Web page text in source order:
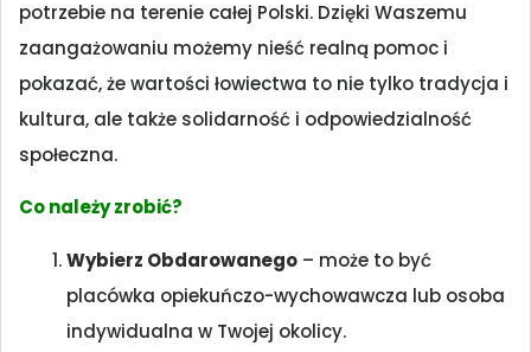
potrzebie na terenie całej Polski. Dzięki Waszemu
zaangażowaniu możemy nieść realną pomoc i
pokazać, że wartości łowiectwa to nie tylko tradycja i
kultura, ale także solidarność i odpowiedzialność
społeczna.
Co należy zrobić?
Wybierz Obdarowanego – może to być
placówka opiekuńczo-wychowawcza lub osoba
indywidualna w Twojej okolicy.